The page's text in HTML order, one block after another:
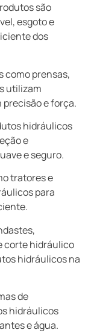
são
esgoto e
dos
como prensas,
utilizam
e força.
hidráulicos
e
e seguro.
tratores e
para
corte hidráulico
hidráulicos na
de
hidráulicos
e água.